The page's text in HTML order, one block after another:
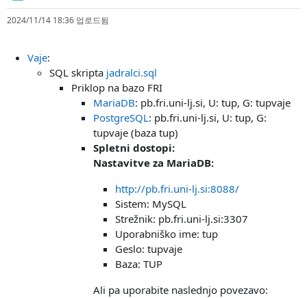
2024/11/14 18:36 업로드됨
Vaje:
SQL skripta jadralci.sql
Priklop na bazo FRI
MariaDB: pb.fri.uni-lj.si, U: tup, G: tupvaje
PostgreSQL: pb.fri.uni-lj.si, U: tup, G:
tupvaje (baza tup)
Spletni dostopi:
Nastavitve za MariaDB:
http://pb.fri.uni-lj.si:8088/
Sistem: MySQL
Strežnik: pb.fri.uni-lj.si:3307
Uporabniško ime: tup
Geslo: tupvaje
Baza: TUP
Ali pa uporabite naslednjo povezavo: